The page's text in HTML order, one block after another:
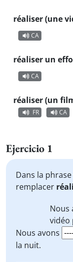
réaliser (une
CA
réaliser un
CA
réaliser (un
FR
CA
Ejercicio 1
Dans la
remplacer
Nous
vidéo
Nous avons
la nuit.